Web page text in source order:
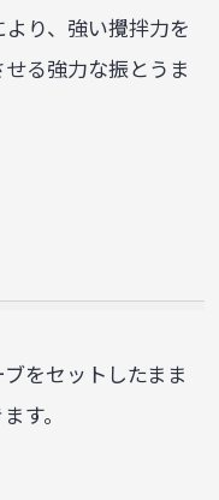
り、強い攪拌力を
る強力な振とうま
をセットしたまま
す。